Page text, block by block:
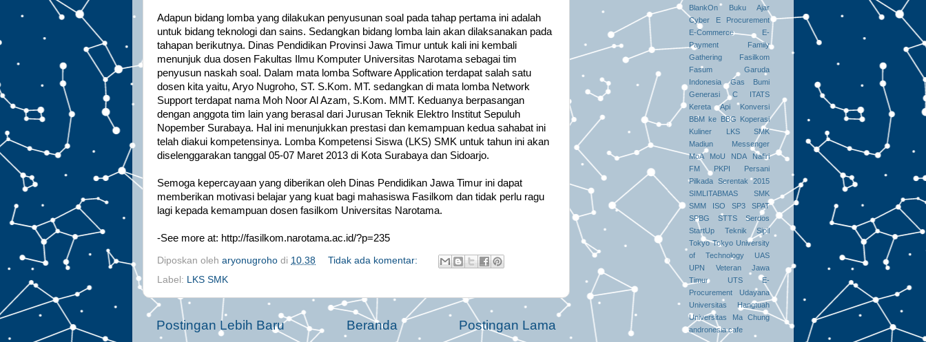
Adapun bidang lomba yang dilakukan penyusunan soal pada tahap pertama ini adalah
untuk bidang teknologi dan sains. Sedangkan bidang lomba lain akan dilaksanakan pada
tahapan berikutnya. Dinas Pendidikan Provinsi Jawa Timur untuk kali ini kembali
menunjuk dua dosen Fakultas Ilmu Komputer Universitas Narotama sebagai tim
penyusun naskah soal. Dalam mata lomba Software Application terdapat salah satu
dosen kita yaitu, Aryo Nugroho, ST. S.Kom. MT. sedangkan di mata lomba Network
Support terdapat nama Moh Noor Al Azam, S.Kom. MMT. Keduanya berpasangan
dengan anggota tim lain yang berasal dari Jurusan Teknik Elektro Institut Sepuluh
Nopember Surabaya. Hal ini menunjukkan prestasi dan kemampuan kedua sahabat ini
telah diakui kompetensinya. Lomba Kompetensi Siswa (LKS) SMK untuk tahun ini akan
diselenggarakan tanggal 05-07 Maret 2013 di Kota Surabaya dan Sidoarjo.
Semoga kepercayaan yang diberikan oleh Dinas Pendidikan Jawa Timur ini dapat
memberikan motivasi belajar yang kuat bagi mahasiswa Fasilkom dan tidak perlu ragu
lagi kepada kemampuan dosen fasilkom Universitas Narotama.
-See more at: http://fasilkom.narotama.ac.id/?p=235
Diposkan oleh aryonugroho di 10.38
Tidak ada komentar:
Label:
LKS SMK
Postingan Lebih Baru Postingan Lama
Beranda
BlankOn
Buku Ajar
Cyber
E Procurement
E-Commerce
E-
Payment
Family
Gathering
Fasilkom
Fasum
Garuda
Indonesia
Gas Bumi
Generasi C
ITATS
Kereta Api
Konversi
BBM ke BBG Koperasi
Kuliner
LKS SMK
Madiun
Messenger
MoA
MoU NDA
Nafiri
FM
PKPI
Persani
Pilkada Serentak 2015
SIMLITABMAS
SMK
SMM ISO
SP3
SPAT
SPBG
STTS
Serdos
StartUp
Teknik Sipil
Tokyo Tokyo University
of Technology
UAS
UPN Veteran Jawa
Timur
UTS E-
Procurement
Udayana
Universitas Hangtuah
Universitas Ma Chung
andronesia cafe